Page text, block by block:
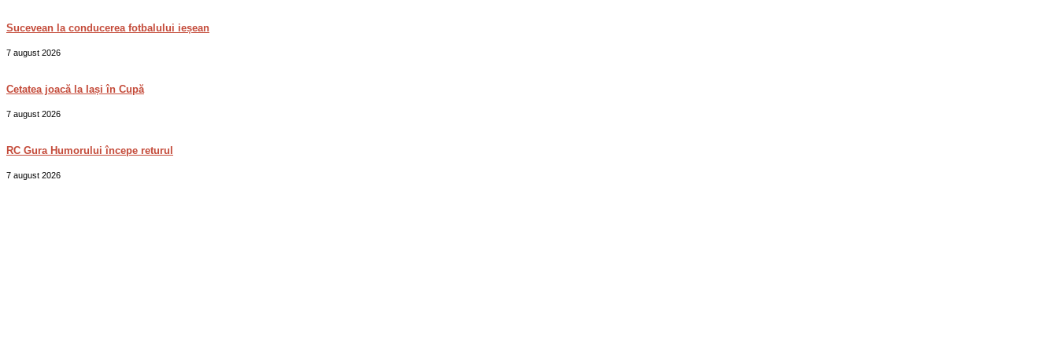
Sucevean la conducerea fotbalului ieșean
7 august 2026
Cetatea joacă la Iași în Cupă
7 august 2026
RC Gura Humorului începe returul
7 august 2026